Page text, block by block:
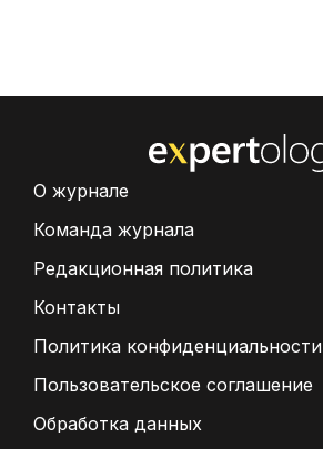
О журнале
Команда журнала
Редакционная политика
Контакты
Политика конфиденциальности
Пользовательское соглашение
Обработка данных